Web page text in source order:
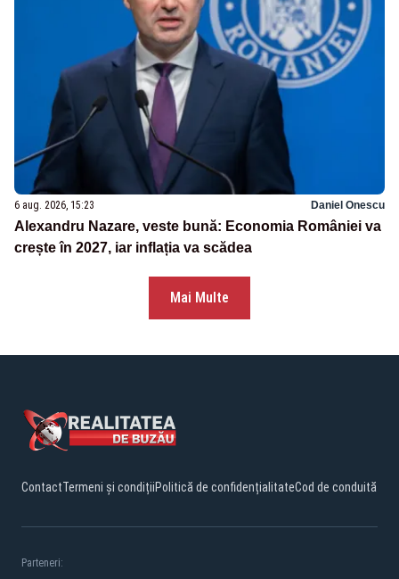
6 aug. 2026, 15:23 Daniel Onescu
Alexandru Nazare, veste bună: Economia României va
crește în 2027, iar inflația va scădea
Mai Multe
ContactTermeni și condițiiPolitică de confidențialitateCod de conduită
Parteneri: